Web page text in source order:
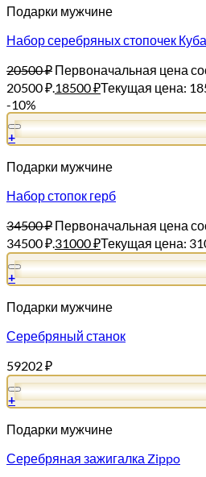
Подарки мужчине
Набор серебряных стопочек
20500₽ Первоначальная цена
20500 ₽.18500₽Текущая цена:
-10%
+
Подарки мужчине
Набор стопок герб
34500₽ Первоначальная цена
34500 ₽.31000₽Текущая цена:
+
Подарки мужчине
Серебряный станок
59202₽
+
Подарки мужчине
Серебряная зажигалка Zippo